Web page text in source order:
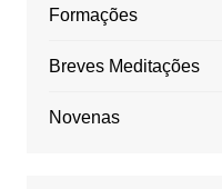
Formações
Breves Meditações
Novenas